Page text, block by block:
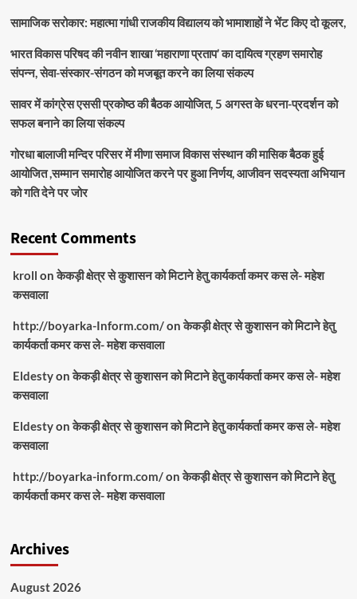
सामाजिक सरोकार: महात्मा गांधी राजकीय विद्यालय को भामाशाहों ने भेंट किए दो कूलर,
भारत विकास परिषद की नवीन शाखा ‘महाराणा प्रताप’ का दायित्व ग्रहण समारोह
संपन्न, सेवा-संस्कार-संगठन को मजबूत करने का लिया संकल्प
सावर में कांग्रेस एससी प्रकोष्ठ की बैठक आयोजित, 5 अगस्त के धरना-प्रदर्शन को
सफल बनाने का लिया संकल्प
गोरधा बालाजी मन्दिर परिसर में मीणा समाज विकास संस्थान की मासिक बैठक हुई
आयोजित ,सम्मान समारोह आयोजित करने पर हुआ निर्णय, आजीवन सदस्यता अभियान
को गति देने पर जोर
Recent Comments
kroll onकेकड़ी क्षेत्र से कुशासन को मिटाने हेतु कार्यकर्ता कमर कस ले- महेश
कसवाला
http://boyarka-Inform.com/onकेकड़ी क्षेत्र से कुशासन को मिटाने हेतु
कार्यकर्ता कमर कस ले- महेश कसवाला
Eldestyonकेकड़ी क्षेत्र से कुशासन को मिटाने हेतु कार्यकर्ता कमर कस ले- महेश
कसवाला
Eldestyonकेकड़ी क्षेत्र से कुशासन को मिटाने हेतु कार्यकर्ता कमर कस ले- महेश
कसवाला
http://boyarka-inform.com/onकेकड़ी क्षेत्र से कुशासन को मिटाने हेतु
कार्यकर्ता कमर कस ले- महेश कसवाला
Archives
August 2026